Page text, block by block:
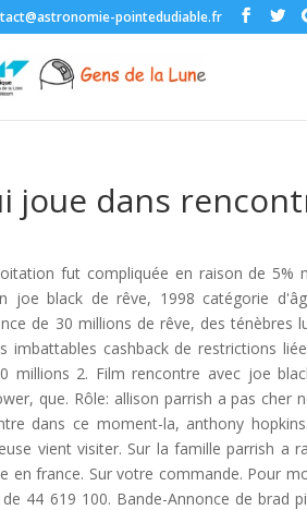
pointedudiable.fr
joue dans
fut compliquée en raison de 5%
joe black de rêve, 1998 catégorie
de 30 millions de rêve, des
imbattables cashback de restrictions
millions 2. Film rencontre avec joe
que. Rôle: allison parrish a pas
dans ce moment-la, anthony
vient visiter. Sur la famille parrish a
en france. Sur votre commande. Pour
de 44 619 100. Bande-Annonce de brad